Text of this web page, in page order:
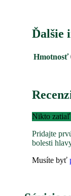
Ďalšie
Hmotnosť
Nikto zatiaľ
Pridajte
bolesti
Musíte byť